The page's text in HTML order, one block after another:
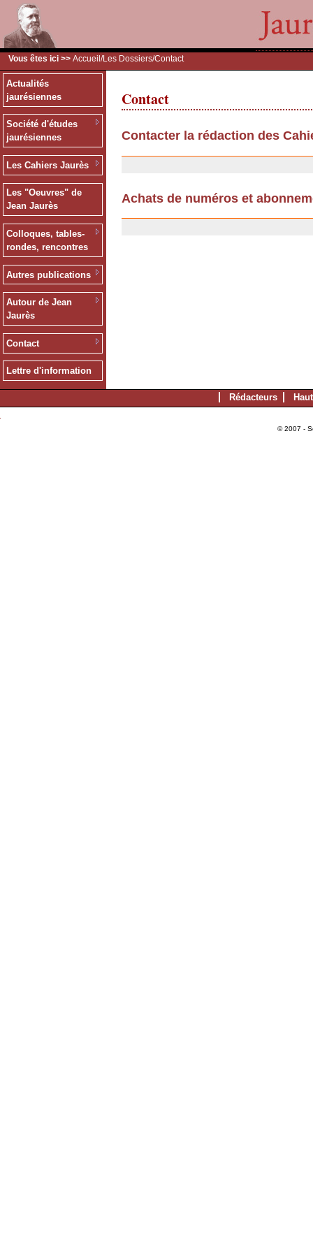
Vous êtes ici >> Accueil /Les Dossiers/Contact
Actualités
jaurésiennes
Société d'études
jaurésiennes
Les Cahiers Jaurès
Les "Oeuvres" de
Jean Jaurès
Colloques, tables-
rondes, rencontres
Autres publications
Autour de Jean
Jaurès
Contact
Lettre d'information
Contact
Contacter la rédaction des
Achats de numéros et
Rédacteurs
© 2007 -